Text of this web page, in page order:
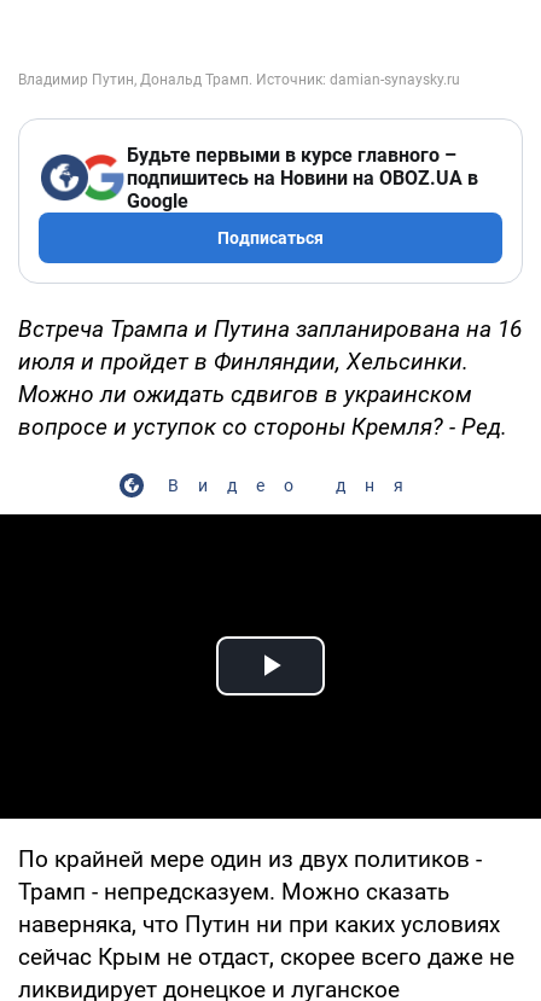
Будьте первыми в курсе главного –
подпишитесь на Новини на OBOZ.UA в
Google
Подписаться
Встреча Трампа и Путина запланирована на 16
июля и пройдет в Финляндии, Хельсинки.
Можно ли ожидать сдвигов в украинском
вопросе и уступок со стороны Кремля? - Ред.
Видео дня
Play Video
По крайней мере один из двух политиков -
Трамп - непредсказуем. Можно сказать
наверняка, что Путин ни при каких условиях
сейчас Крым не отдаст, скорее всего даже не
ликвидирует донецкое и луганское